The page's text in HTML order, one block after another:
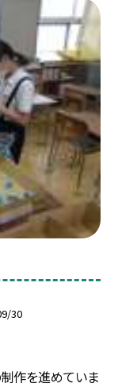
30
作を進めていま